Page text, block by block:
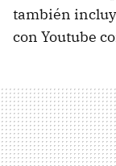
también
con Youtube